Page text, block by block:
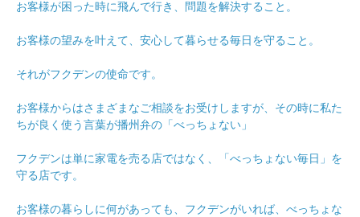
お客様が困った時に飛んで行き、問題を解決すること。
お客様の望みを叶えて、安心して暮らせる毎日を守ること。
それがフクデンの使命です。
お客様からはさまざまなご相談をお受けしますが、その時に私た
ちが良く使う言葉が播州弁の「べっちょない」
フクデンは単に家電を売る店ではなく、「べっちょない毎日」を
守る店です。
お客様の暮らしに何があっても、フクデンがいれば、べっちょな